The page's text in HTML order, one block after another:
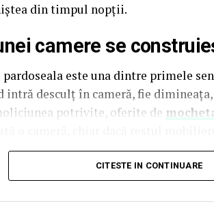
din timpul nopții.
camere se
este una dintre primele
intră desculț în cameră, fie
potrivite, oferite de
hotelier internațional.
tactilă, pardoseala influențează și
reci sub picioare pare, subiectiv,
CITESTE IN CONTINUARE